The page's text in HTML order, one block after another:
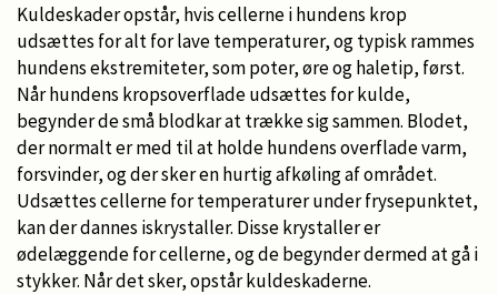
Kuldeskader opstår, hvis cellerne i hundens krop
udsættes for alt for lave temperaturer, og typisk rammes
hundens ekstremiteter, som poter, øre og haletip, først.
Når hundens kropsoverflade udsættes for kulde,
begynder de små blodkar at trække sig sammen. Blodet,
der normalt er med til at holde hundens overflade varm,
forsvinder, og der sker en hurtig afkøling af området.
Udsættes cellerne for temperaturer under frysepunktet,
kan der dannes iskrystaller. Disse krystaller er
ødelæggende for cellerne, og de begynder dermed at gå i
stykker. Når det sker, opstår kuldeskaderne.